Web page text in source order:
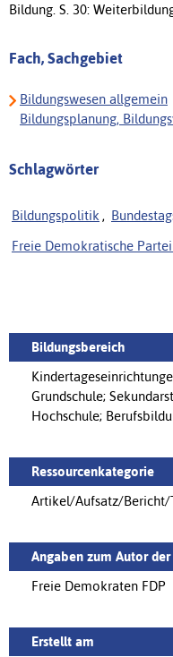
Bildung. S. 30:
Fach, Sachgebiet
Bildungswesen allgemein
Bildungsplanung,
Schlagwörter
Bildungspolitik ,
Freie Demokratische
Bildungsbereich
Grundschule;
Hochschule;
Ressourcenkategorie
Artikel/Aufsatz/Bericht/
Angaben zum Autor
Freie Demokraten FDP
Erstellt am